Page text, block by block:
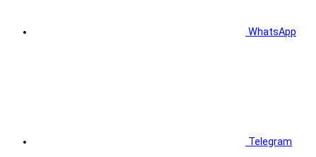
WhatsApp
Telegram